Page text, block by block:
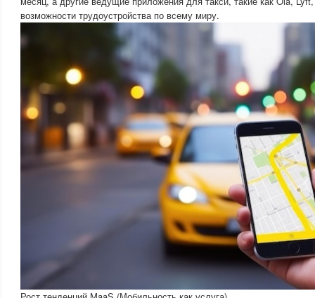
возможности трудоустройства по всему миру.